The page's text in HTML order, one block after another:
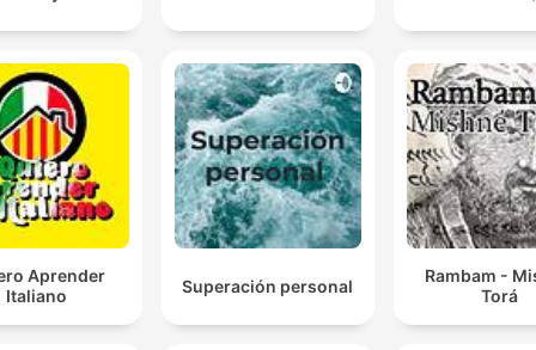
Aprender
Italiano
Superación personal
Rambam -
Torá